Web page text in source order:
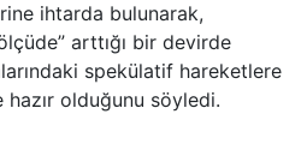
ihtarda bulunarak,
arttığı bir devirde
spekülatif hareketlere
hazır olduğunu söyledi.